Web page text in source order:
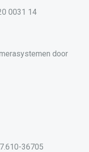
0031 14
door
36705